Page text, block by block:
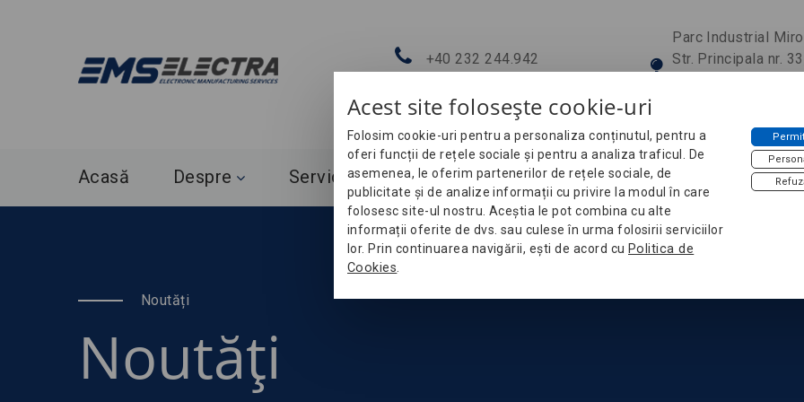
+40 232 244.942
Parc Industrial
Str. Principala nr.
Acasă Despre Servicii Contact
Noutăți
Noutăți
Acest site folosește cookie-uri
Folosim cookie-uri pentru a personaliza conținutul, pentru a
oferi funcții de rețele sociale și pentru a analiza traficul. De
asemenea, le oferim partenerilor de rețele sociale, de
publicitate și de analize informații cu privire la modul în care
folosesc site-ul nostru. Aceștia le pot combina cu alte
informații oferite de dvs. sau culese în urma folosirii serviciilor
lor. Prin continuarea navigării, ești de acord cu Politica de
Cookies